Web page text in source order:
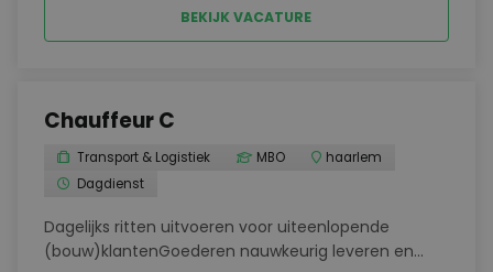
BEKIJK VACATURE
Chauffeur C
Transport & Logistiek MBO
haarlem
Dagdienst
Dagelijks ritten uitvoeren voor uiteenlopende
(bouw)klantenGoederen nauwkeurig leveren en